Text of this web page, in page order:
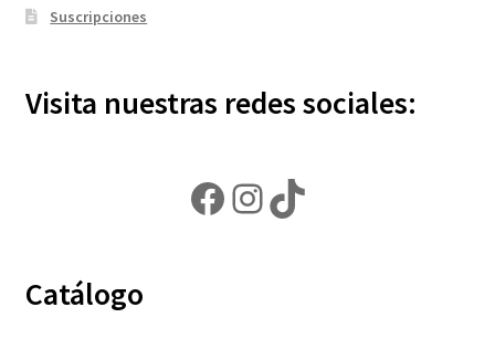
Suscripciones
Visita nuestras redes sociales:
Facebook
Instagram
TikTok
Catálogo